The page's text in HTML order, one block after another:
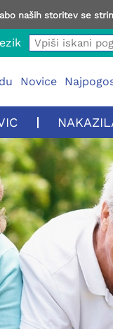
naših storitev se
Novice